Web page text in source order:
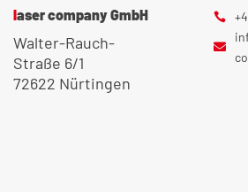
laser company GmbH
Walter-Rauch-
Straße 6/1
72622 Nürtingen

